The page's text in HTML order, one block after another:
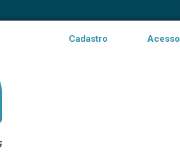
Cadastro Acesso